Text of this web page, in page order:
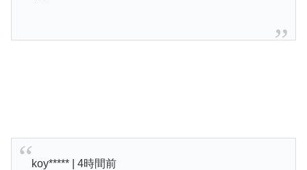
koy***** | 4時間前